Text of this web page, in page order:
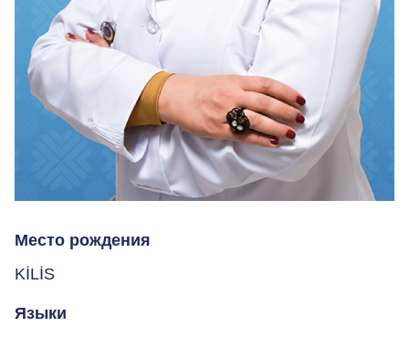
Место рождения
KİLİS
Языки